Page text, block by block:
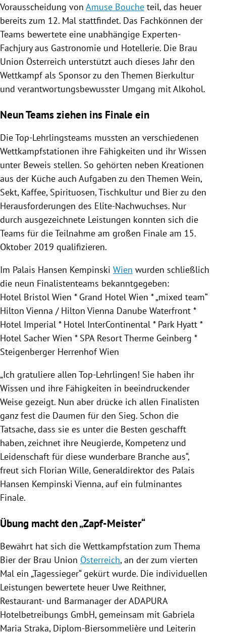
Vorausscheidung von Amuse Bouche teil, das heuer
bereits zum 12. Mal stattfindet. Das Fachkönnen der
Teams bewertete eine unabhängige Experten-
Fachjury aus Gastronomie und Hotellerie. Die Brau
Union Österreich unterstützt auch dieses Jahr den
Wettkampf als Sponsor zu den Themen Bierkultur
und verantwortungsbewusster Umgang mitAlkohol.
Neun Teams ziehen ins Finale ein
Die Top-Lehrlingsteams mussten an verschiedenen
Wettkampfstationen ihre Fähigkeiten und ihr Wissen
unter Beweis stellen. So gehörten neben Kreationen
aus der Küche auch Aufgaben zu den Themen Wein,
Sekt, Kaffee, Spirituosen, Tischkultur und Bier zu den
Herausforderungen des Elite-Nachwuchses. Nur
durch ausgezeichnete Leistungen konnten sich die
Teams für die Teilnahme am großen Finale am 15.
Oktober 2019 qualifizieren.
Im Palais Hansen Kempinski Wien wurden schließlich
die neun Finalistenteams bekanntgegeben:
Hotel Bristol Wien * Grand Hotel Wien * „mixed team“
Hilton Vienna / Hilton Vienna Danube Waterfront *
Hotel Imperial * Hotel InterContinental * Park Hyatt *
Hotel Sacher Wien * SPA Resort Therme Geinberg *
Steigenberger HerrenhofWien
„Ich gratuliere allen Top-Lehrlingen! Sie haben ihr
Wissen und ihre Fähigkeiten in beeindruckender
Weise gezeigt. Nun aber drücke ich allen Finalisten
ganz fest die Daumen für den Sieg. Schon die
Tatsache, dass sie es unter die Besten geschafft
haben, zeichnet ihre Neugierde, Kompetenz und
Leidenschaft für diese wunderbare Branche aus“,
freut sich Florian Wille, Generaldirektor des Palais
Hansen Kempinski Vienna, auf ein fulminantes
Finale.
Übung macht den „Zapf-Meister“
Bewährt hat sich die Wettkampfstation zum Thema
Bier der Brau Union Österreich, an der zum vierten
Mal ein „Tagessieger“ gekürt wurde. Die individuellen
Leistungen bewertete heuer Uwe Reithner,
Restaurant- und Barmanager derADAPURA
Hotelbetreibungs GmbH, gemeinsam mit Gabriela
Maria Straka, Diplom-Biersommelière und Leiterin